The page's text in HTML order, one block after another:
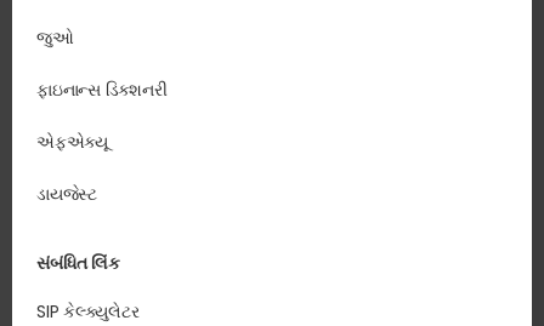
જુઓ
ફાઇનાન્સ ડિક્શનરી
એફએક્યૂ
ડાયજેસ્ટ
સંબંધિત લિંક
SIP કેલ્ક્યુલેટર